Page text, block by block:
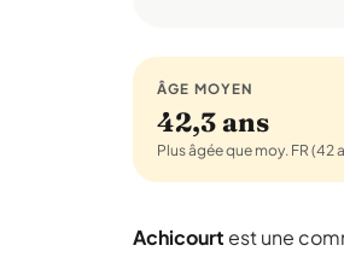
ÂGE MOYEN
42,3 ans
Plus âgée que moy. FR (42
Achicourt est une